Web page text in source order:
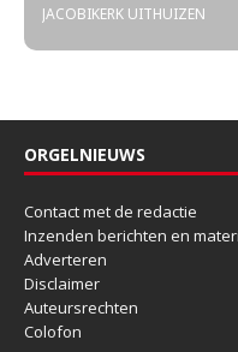
JACOBIKERK UITHUIZEN
ORGELNIEUWS
Contact met de redactie
Inzenden berichten en
Adverteren
Disclaimer
Auteursrechten
Colofon